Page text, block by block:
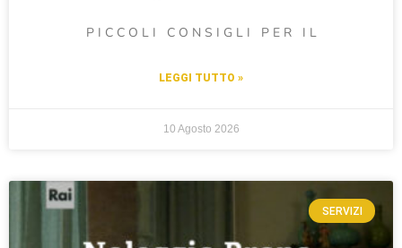
P I C C O L I C O N S I G L I P E R I L
LEGGI TUTTO »
10 Agosto 2026
SERVIZI